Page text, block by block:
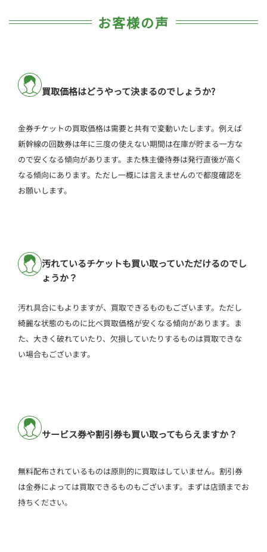
お客様の声
買取価格はどうやって決まるのでしょうか?
金券チケットの買取価格は需要と共有で変動いたします。例えば
新幹線の回数券は年に三度の使えない期間は在庫が貯まる一方な
ので安くなる傾向があります。また株主優待券は発行直後が高く
なる傾向にあります。ただし一概には言えませんので都度確認を
お願いします。
汚れているチケットも買い取っていただけるのでし
ょうか？
汚れ具合にもよりますが、買取できるものもございます。ただし
綺麗な状態のものに比べ買取価格が安くなる傾向があります。ま
た、大きく破れていたり、欠損していたりするものは買取できな
い場合もございます。
サービス券や割引券も買い取ってもらえますか？
無料配布されているものは原則的に買取はしていません。割引券
は金券によっては買取できるものもございます。まずは店頭までお
持ちください。